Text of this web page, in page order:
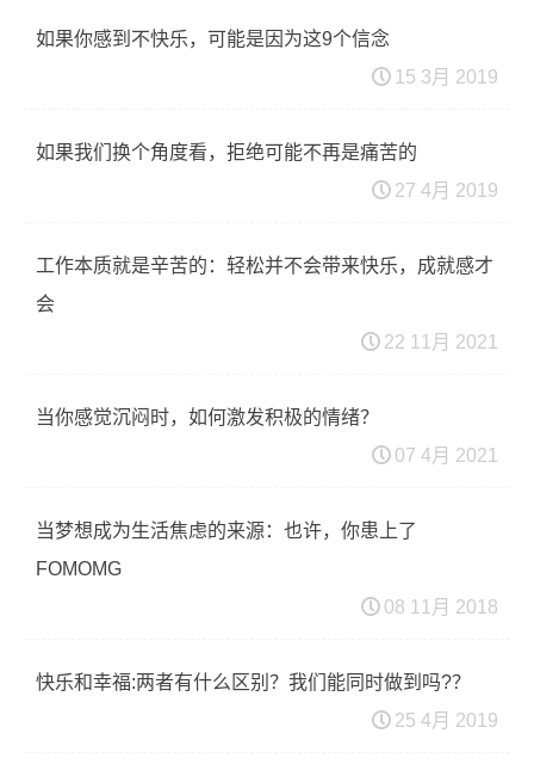
如果你感到不快乐，可能是因为这9个信念
15 3月 2019
如果我们换个角度看，拒绝可能不再是痛苦的
27 4月 2019
工作本质就是辛苦的：轻松并不会带来快乐，成就感才
会
22 11月 2021
当你感觉沉闷时，如何激发积极的情绪？
07 4月 2021
当梦想成为生活焦虑的来源：也许，你患上了
FOMOMG
08 11月 2018
快乐和幸福:两者有什么区别？我们能同时做到吗?？
25 4月 2019